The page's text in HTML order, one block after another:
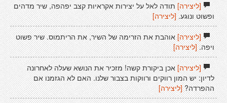
[ליצירה]תודה לאל על יצירות אקראיות קצב יפהפה, שיר מדהים
ופשוט ונוגע. [ליצירה]
[ליצירה]אוהבת את הזרימה של השיר, את הריתמוס. שיר פשוט
ויפה. [ליצירה]
[ליצירה]אכן ביקורת קשה! מזכיר את הנושא שעלה לאחרונה
לדיון: יש המון רווקים ורווקות בצבור שלנו. האם לא הגזמנו אם
ההפרדה? [ליצירה]